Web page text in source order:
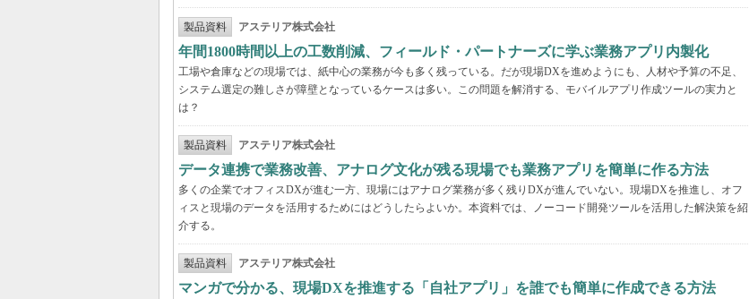
製品資料 アステリア株式会社
年間1800時間以上の工数削減、フィールド・パートナーズに学ぶ業務アプリ内製化
工場や倉庫などの現場では、紙中心の業務が今も多く残っている。だが現場DXを進めようにも、人材や予算の不足、
システム選定の難しさが障壁となっているケースは多い。この問題を解消する、モバイルアプリ作成ツールの実力と
は？
製品資料 アステリア株式会社
データ連携で業務改善、アナログ文化が残る現場でも業務アプリを簡単に作る方法
多くの企業でオフィスDXが進む一方、現場にはアナログ業務が多く残りDXが進んでいない。現場DXを推進し、オフ
ィスと現場のデータを活用するためにはどうしたらよいか。本資料では、ノーコード開発ツールを活用した解決策を紹
介する。
製品資料 アステリア株式会社
マンガで分かる、現場DXを推進する「自社アプリ」を誰でも簡単に作成できる方法